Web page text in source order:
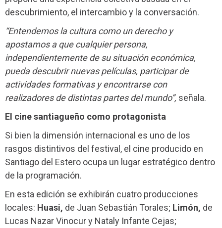
descubrimiento, el intercambio y la conversación.
“Entendemos la cultura como un derecho y
apostamos a que cualquier persona,
independientemente de su situación económica,
pueda descubrir nuevas películas, participar de
actividades formativas y encontrarse con
realizadores de distintas partes del mundo”, señala.
El cine santiagueño como protagonista
Si bien la dimensión internacional es uno de los
rasgos distintivos del festival, el cine producido en
Santiago del Estero ocupa un lugar estratégico dentro
de la programación.
En esta edición se exhibirán cuatro producciones
locales: Huasi, de Juan Sebastián Torales; Limón, de
Lucas Nazar Vinocur y Nataly Infante Cejas;